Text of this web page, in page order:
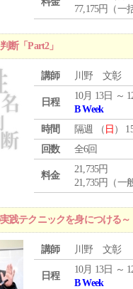
77,175円（一
断「Part2」
講師 川野 文彰
日程
10月 13日 ～
B Week
時間
隔週 （ 日 ）
回数
全6回
料金
21,735円
21,735円（一
践テクニックを身につける～
講師 川野 文彰
日程
10月 13日 ～
B Week